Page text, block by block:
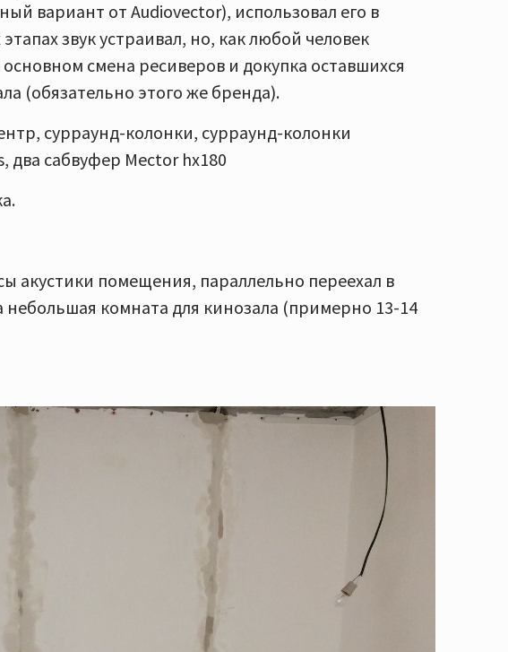
вариант от Audiovector), использовал его в
звук устраивал, но, как любой человек
смена ресиверов и докупка оставшихся
(обязательно этого же бренда).
сурраунд-колонки, сурраунд-колонки
два сабвуфер Мector hx180
акустики помещения, параллельно переехал в
комната для кинозала (примерно 13-14